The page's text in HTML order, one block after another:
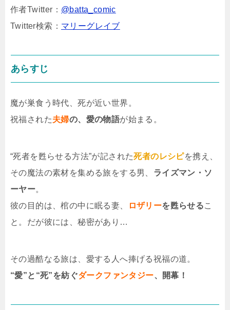
作者Twitter： @batta_comic
Twitter検索： マリーグレイブ
あらすじ
魔が巣食う時代、死が近い世界。
祝福された夫婦の、愛の物語が始まる。
“死者を甦らせる方法”が記された死者のレシピを携え、
その魔法の素材を集める旅をする男、 ライズマン・ソ
ーヤー。
彼の目的は、棺の中に眠る妻、
ロザリーを甦らせるこ
と。だが彼には、秘密があり…
その過酷なる旅は、愛する人へ捧げる祝福の道。
“愛”と“死”を紡ぐダークファンタジー、開幕！